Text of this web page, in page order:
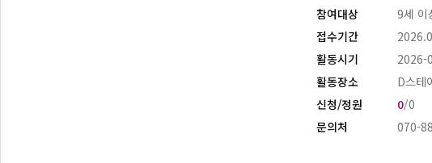
참여대상
9세 이
접수기간
활동시기
2026-
활동장소
D스테
신청/정원
0/0
문의처
070-